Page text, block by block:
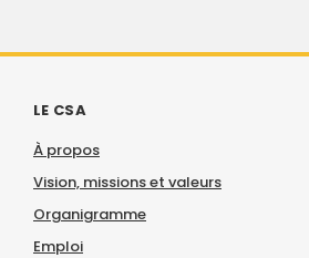
LE CSA
À propos
Vision, missions et valeurs
Organigramme
Emploi